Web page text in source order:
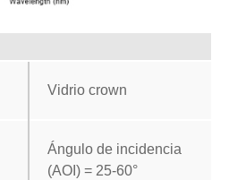
Vidrio crown
Ángulo de incidencia
(AOI) = 25-60°